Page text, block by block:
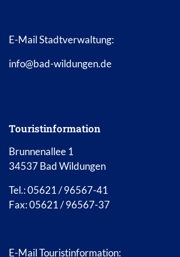
E-Mail Stadtverwaltung:
info@bad-wildungen.de
Touristinformation
Brunnenallee 1
34537 Bad Wildungen
Tel.: 05621 / 96567-41
Fax: 05621 / 96567-37
E-Mail Touristinformation: